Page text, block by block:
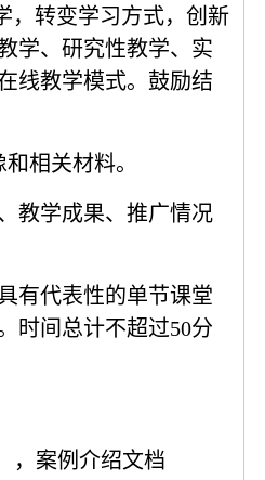
，转变学习方式，创新
学、研究性教学、实
线教学模式。鼓励结
相关材料。
教学成果、推广情况
有代表性的单节课堂
时间总计不超过50分
，案例介绍文档